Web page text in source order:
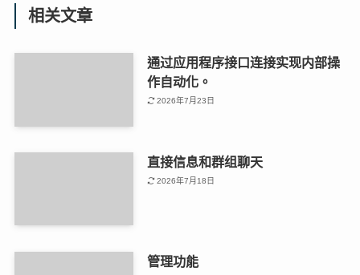
相关文章
通过应用程序接口连接实现内部操
作自动化。
2026年7月23日
直接信息和群组聊天
2026年7月18日
管理功能